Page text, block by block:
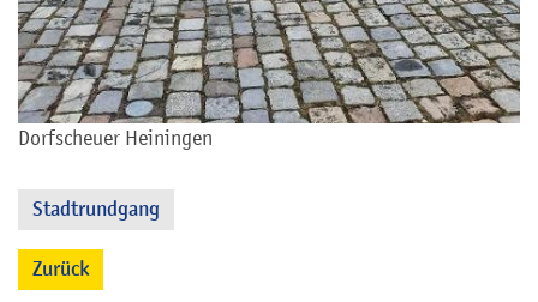
Dorfscheuer Heiningen
Stadtrundgang
Zurück